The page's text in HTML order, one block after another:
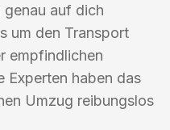
auf dich
um den Transport
empfindlichen
Experten haben das
Umzug reibungslos